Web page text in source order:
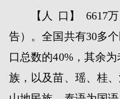
【人 口】 6617
告）。全国共有30多
口总数的40%，其余
族，以及苗、瑶、桂